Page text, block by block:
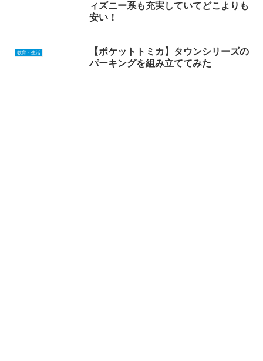
ィズニー系も充実していてどこよりも
安い！
教育・生活
【ポケットトミカ】タウンシリーズの
パーキングを組み立ててみた